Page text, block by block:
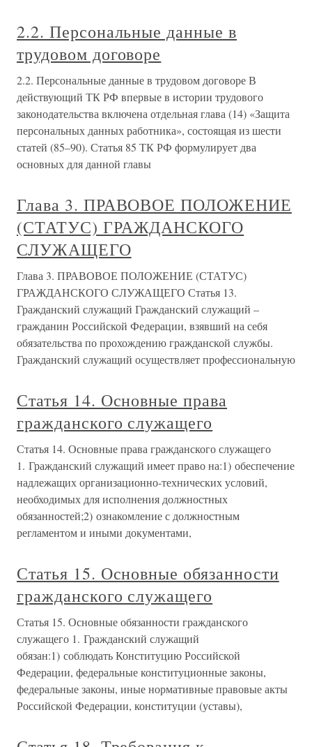
2.2. Персональные данные в
трудовом договоре
2.2. Персональные данные в трудовом договоре В
действующий ТК РФ впервые в истории трудового
законодательства включена отдельная глава (14) «Защита
персональных данных работника», состоящая из шести
статей (85–90). Статья 85 ТК РФ формулирует два
основных для данной главы
Глава 3. ПРАВОВОЕ ПОЛОЖЕНИЕ
(СТАТУС) ГРАЖДАНСКОГО
СЛУЖАЩЕГО
Глава 3. ПРАВОВОЕ ПОЛОЖЕНИЕ (СТАТУС)
ГРАЖДАНСКОГО СЛУЖАЩЕГО Статья 13.
Гражданский служащий Гражданский служащий –
гражданин Российской Федерации, взявший на себя
обязательства по прохождению гражданской службы.
Гражданский служащий осуществляет профессиональную
Статья 14. Основные права
гражданского служащего
Статья 14. Основные права гражданского служащего
1. Гражданский служащий имеет право на:1) обеспечение
надлежащих организационно-технических условий,
необходимых для исполнения должностных
обязанностей;2) ознакомление с должностным
регламентом и иными документами,
Статья 15. Основные обязанности
гражданского служащего
Статья 15. Основные обязанности гражданского
служащего 1. Гражданский служащий
обязан:1) соблюдать Конституцию Российской
Федерации, федеральные конституционные законы,
федеральные законы, иные нормативные правовые акты
Российской Федерации, конституции (уставы),